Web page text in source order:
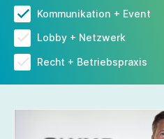
Kommunikation + Event
Lobby + Netzwerk
Recht + Betriebspraxis